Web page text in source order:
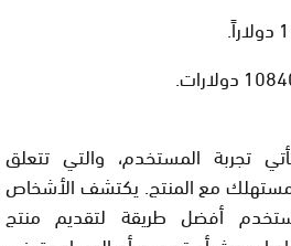
تجربة المستخدم، والتي تتعلق
مع المنتج. يكتشف الأشخاص
أفضل طريقة لتقديم منتج